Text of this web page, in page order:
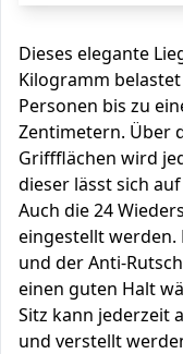
Dieses elegante
Kilogramm
Personen bis zu
Zentimetern. Über
Griffflächen wird
dieser lässt sich
Auch die 24
eingestellt werden.
und der Anti-
einen guten Halt
Sitz kann jederzeit
und verstellt